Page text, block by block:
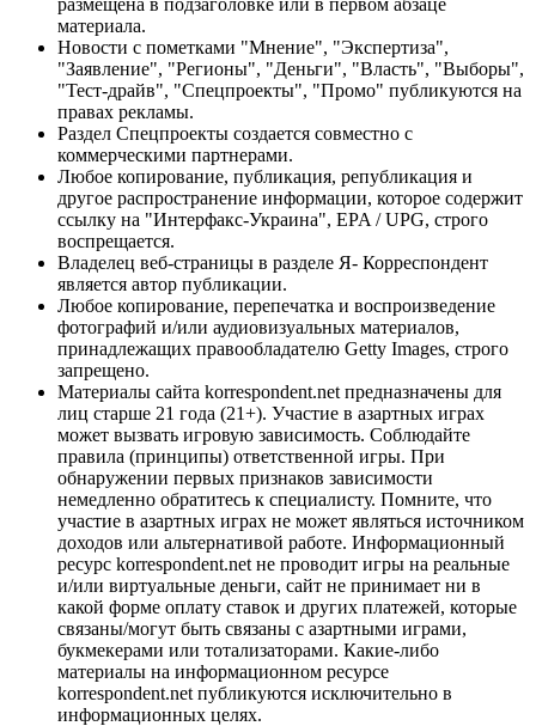
материала.
Новости с пометками "Мнение", "Экспертиза",
"Заявление", "Регионы", "Деньги", "Власть", "Выборы",
"Тест-драйв", "Спецпроекты", "Промо" публикуются на
правах рекламы.
Раздел Спецпроекты создается совместно с
коммерческими партнерами.
Любое копирование, публикация, републикация и
другое распространение информации, которое содержит
ссылку на "Интерфакс-Украина", EPA / UPG, строго
воспрещается.
Владелец веб-страницы в разделе Я- Корреспондент
является автор публикации.
Любое копирование, перепечатка и воспроизведение
фотографий и/или аудиовизуальных материалов,
принадлежащих правообладателю Getty Images, строго
запрещено.
Материалы сайта korrespondent.net предназначены для
лиц старше 21 года (21+). Участие в азартных играх
может вызвать игровую зависимость. Соблюдайте
правила (принципы) ответственной игры. При
обнаружении первых признаков зависимости
немедленно обратитесь к специалисту. Помните, что
участие в азартных играх не может являться источником
доходов или альтернативой работе. Информационный
ресурс korrespondent.net не проводит игры на реальные
и/или виртуальные деньги, сайт не принимает ни в
какой форме оплату ставок и других платежей, которые
связаны/могут быть связаны с азартными играми,
букмекерами или тотализаторами. Какие-либо
материалы на информационном ресурсе
korrespondent.net публикуются исключительно в
информационных целях.